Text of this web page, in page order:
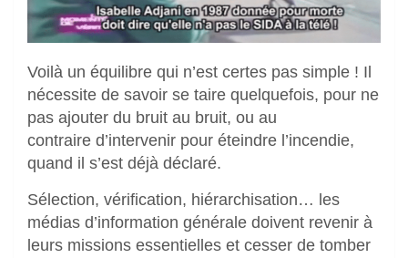
Voilà un équilibre qui n’est certes pas simple ! Il
nécessite de savoir se taire quelquefois, pour ne
pas ajouter du bruit au bruit, ou au
contraire d’intervenir pour éteindre l’incendie,
quand il s’est déjà déclaré.
Sélection, vérification, hiérarchisation… les
médias d’information générale doivent revenir à
leurs missions essentielles et cesser de tomber